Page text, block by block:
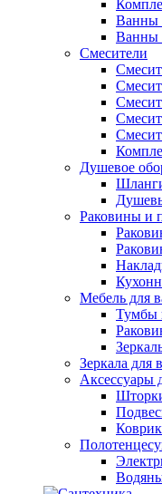
Ванны
Ванны
Смесители
Душевое
Раковины и
Мебель для
Тумбы
Зеркала для
Аксессуары